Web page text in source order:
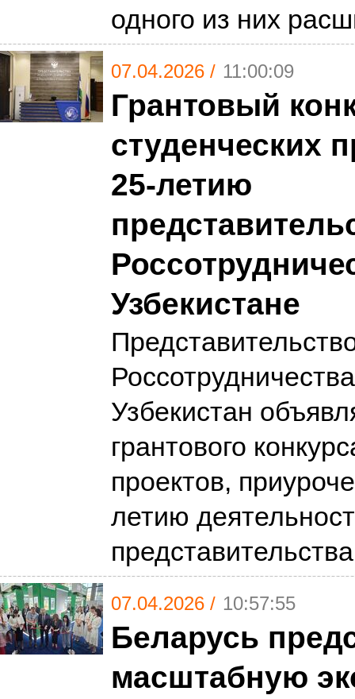
одного из них
07.04.2026 / 11:00:09
Грантовый
студенческих
25-летию
Узбекистане
Узбекистан
грантового
проектов,
летию
07.04.2026 / 10:57:55
Беларусь
масштабную